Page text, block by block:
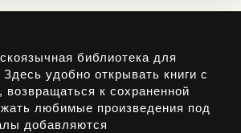
библиотека для
удобно открывать книги с
к сохраненной
любимые произведения под
добавляются